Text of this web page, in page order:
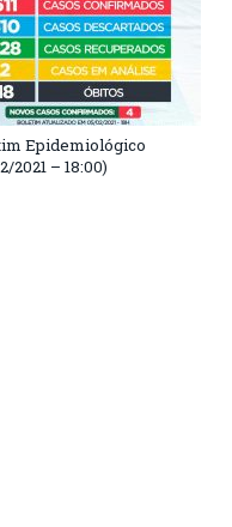
Epidemiológico
2021 – 18:00)